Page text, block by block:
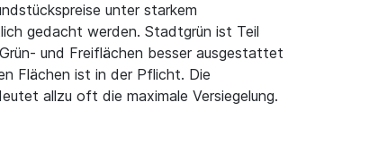
unter starkem
gedacht werden. Stadtgrün ist Teil
und Freiflächen besser ausgestattet
Flächen ist in der Pflicht. Die
allzu oft die maximale Versiegelung.